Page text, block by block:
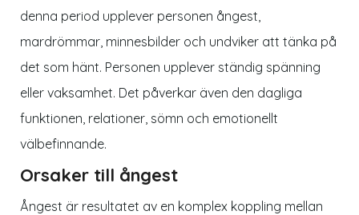
denna period upplever personen ångest,
mardrömmar, minnesbilder och undviker att tänka på
det som hänt. Personen upplever ständig spänning
eller vaksamhet. Det påverkar även den dagliga
funktionen, relationer, sömn och emotionellt
välbefinnande.
Orsaker till ångest
Ångest är resultatet av en komplex koppling mellan